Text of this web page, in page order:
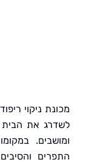
את הבית או הרכב
במקומות
והסיבים,